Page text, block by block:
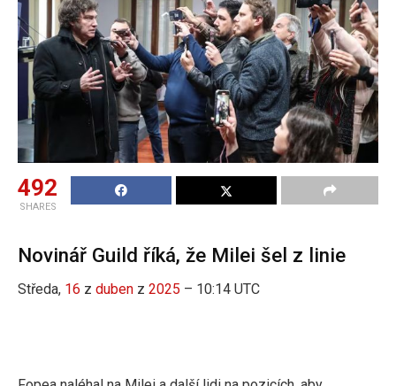
492
SHARES
Novinář Guild říká, že Milei šel z linie
Středa, 16 z duben z 2025 – 10:14 UTC